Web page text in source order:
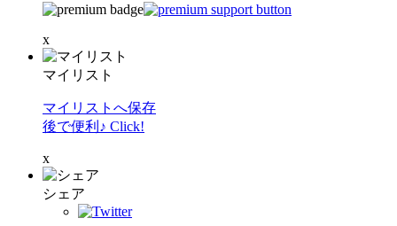
x
マイリスト
マイリストへ保存
後で便利♪ Click!
x
シェア